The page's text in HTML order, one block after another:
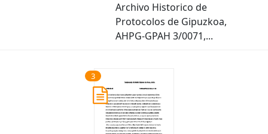
Archivo Historico de
Protocolos de Gipuzkoa,
AHPG-GPAH 3/0071,...
3